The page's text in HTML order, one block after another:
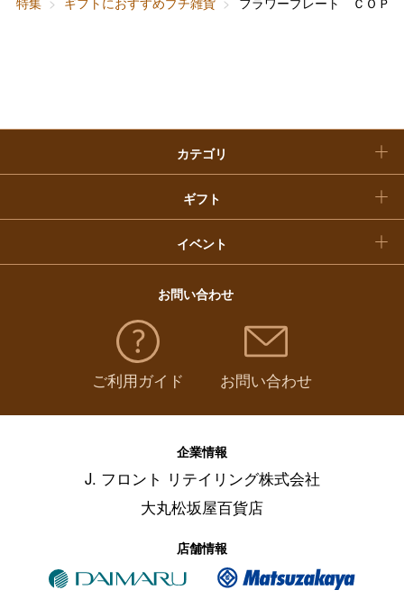
カテゴリ
ギフト
快気祝い
イベント
福袋
お問い合わせ
ご利用ガイド お問い合わせ
企業情報
J. フロント リテイリング株式会社
大丸松坂屋百貨店
店舗情報